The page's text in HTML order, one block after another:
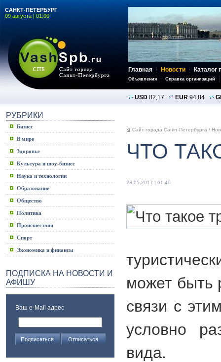
САНКТ-ПЕТЕРБУРГ
09 августа | 01:00
Главная Новости Каталог
Объявления Справка организаций
USD 82,17 EUR 94,84
РУБРИКИ
Бизнес
В мире
Здоровье
Культура и шоу-бизнес
Наука и технологии
Образование
Общество
Политика
Происшествия
Спорт
Экономика и финансы
ПОДПИСКА НА НОВОСТИ И
АФИШУ
Ваш e-Mail адрес
Сайт города Санкт-Петербурга /
ЧТО
28.05.2017 | 01:46
может быть
связи с
условно
вида.